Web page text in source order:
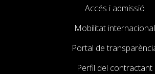
Accés i admissió
Mobilitat internacional
Portal de
Perfil del contractant